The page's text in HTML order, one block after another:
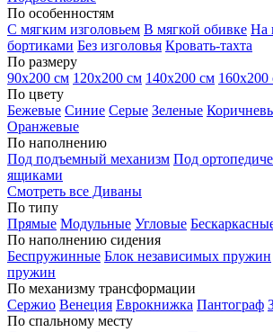
По особенностям
С мягким изголовьем В мягкой обивке На
бортиками Без изголовья Кровать-тахта
По размеру
90х200 см 120х200 см 140х200 см 160х200
По цвету
Бежевые Синие Серые Зеленые
Оранжевые
По наполнению
Под подъемный механизм Под
ящиками
Смотреть все Диваны
По типу
Прямые Модульные Угловые
По наполнению сидения
Беспружинные Блок независимых пружин
пружин
По механизму трансформации
Сержио Венеция Еврокнижка Пантограф
По спальному месту